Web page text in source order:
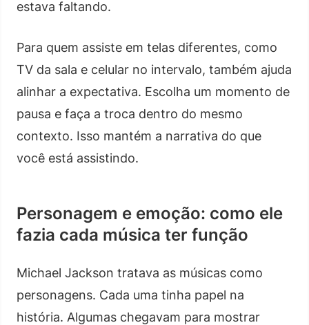
estava faltando.
Para quem assiste em telas diferentes, como
TV da sala e celular no intervalo, também ajuda
alinhar a expectativa. Escolha um momento de
pausa e faça a troca dentro do mesmo
contexto. Isso mantém a narrativa do que
você está assistindo.
Personagem e emoção: como ele
fazia cada música ter função
Michael Jackson tratava as músicas como
personagens. Cada uma tinha papel na
história. Algumas chegavam para mostrar